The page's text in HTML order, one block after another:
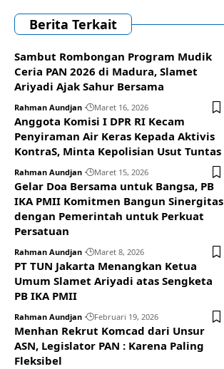
Berita Terkait
Sambut Rombongan Program Mudik
Ceria PAN 2026 di Madura, Slamet
Ariyadi Ajak Sahur Bersama
Rahman Aundjan Maret 16, 2026
Anggota Komisi I DPR RI Kecam
Penyiraman Air Keras Kepada Aktivis
KontraS, Minta Kepolisian Usut Tuntas
Rahman Aundjan Maret 15, 2026
Gelar Doa Bersama untuk Bangsa, PB
IKA PMII Komitmen Bangun Sinergitas
dengan Pemerintah untuk Perkuat
Persatuan
Rahman Aundjan Maret 8, 2026
PT TUN Jakarta Menangkan Ketua
Umum Slamet Ariyadi atas Sengketa
PB IKA PMII
Rahman Aundjan Februari 19, 2026
Menhan Rekrut Komcad dari Unsur
ASN, Legislator PAN : Karena Paling
Fleksibel